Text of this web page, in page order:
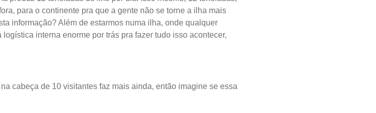
para o continente pra que a gente não se torne a ilha mais
informação? Além de estarmos numa ilha, onde qualquer
interna enorme por trás pra fazer tudo isso acontecer,
cabeça de 10 visitantes faz mais ainda, então imagine se essa